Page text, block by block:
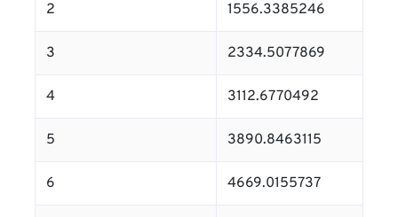
2 1556.3385246
3 2334.5077869
4 3112.6770492
5 3890.8463115
6 4669.0155737